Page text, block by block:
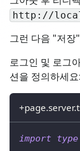
http://
그런 다음 "저장
로그인 및 로그
션을 정의하세요:
import type